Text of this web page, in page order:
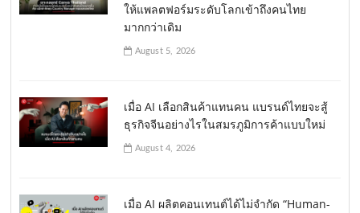
ให้แพลตฟอร์มระดับโลกเข้าถึงคนไทย
มากกว่าเดิม
August 5, 2026
เมื่อ AI เลือกสินค้าแทนคน แบรนด์ไทยจะสู้
ธุรกิจจีนอย่างไรในสมรภูมิการค้าแบบใหม่
August 4, 2026
เมื่อ AI ผลิตคอนเทนต์ได้ไม่จำกัด “Human-